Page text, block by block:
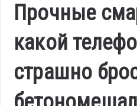
Прочные
какой
страшно